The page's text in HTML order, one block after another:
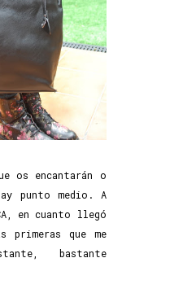
os encantarán o
punto medio. A
en cuanto llegó
que me
bastante